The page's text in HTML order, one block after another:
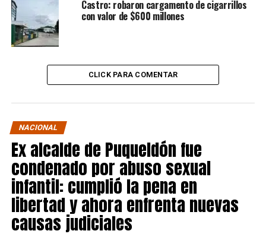
Castro: robaron cargamento de cigarrillos
con valor de $600 millones
CLICK PARA COMENTAR
NACIONAL
Ex alcalde de Puqueldón fue
condenado por abuso sexual
infantil: cumplió la pena en
libertad y ahora enfrenta nuevas
causas judiciales